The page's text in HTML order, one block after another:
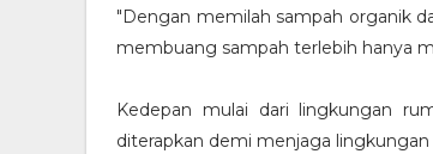
"Dengan memilah sampah organik
membuang sampah terlebih hanya
Kedepan mulai dari lingkungan
diterapkan demi menjaga lingkungan